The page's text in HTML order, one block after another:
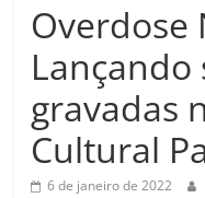
Overdose
Lançando
gravadas
Cultural
6 de janeiro de 2022